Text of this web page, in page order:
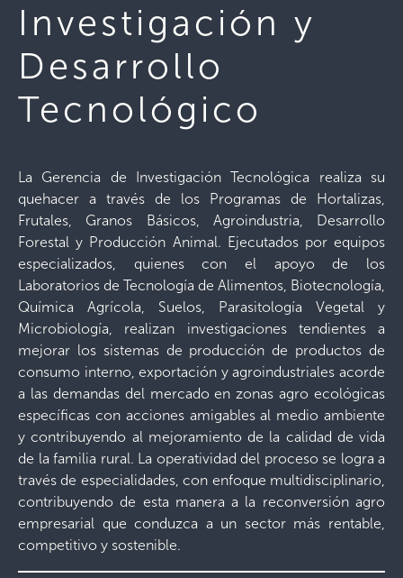
Investigación y
Desarrollo
Tecnológico
La Gerencia de Investigación Tecnológica realiza su
quehacer a través de los Programas de Hortalizas,
Frutales, Granos Básicos, Agroindustria, Desarrollo
Forestal y Producción Animal. Ejecutados por equipos
especializados, quienes con el apoyo de los
Laboratorios de Tecnología de Alimentos, Biotecnología,
Química Agrícola, Suelos, Parasitología Vegetal y
Microbiología, realizan investigaciones tendientes a
mejorar los sistemas de producción de productos de
consumo interno, exportación y agroindustriales acorde
a las demandas del mercado en zonas agro ecológicas
específicas con acciones amigables al medio ambiente
y contribuyendo al mejoramiento de la calidad de vida
de la familia rural. La operatividad del proceso se logra a
través de especialidades, con enfoque multidisciplinario,
contribuyendo de esta manera a la reconversión agro
empresarial que conduzca a un sector más rentable,
competitivo y sostenible.